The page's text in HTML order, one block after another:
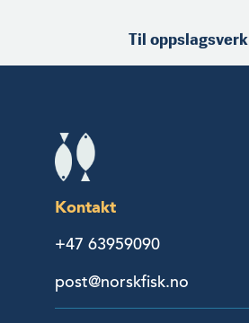
Til oppslagsverk
Kontakt
+47 63959090
post@norskfisk.no